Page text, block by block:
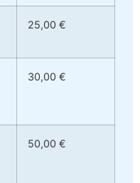
25,00 €
30,00 €
50,00 €